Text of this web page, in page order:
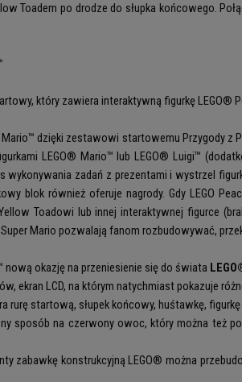
Toadem po drodze do słupka końcowego.
który zawiera interaktywną figurkę LEGO®
dzięki zestawowi startowemu Przygody z
LEGO® Mario™ lub LEGO® Luigi™
zadań z prezentami i wystrzel
blok również oferuje nagrody. Gdy LEGO
Toadowi lub innej interaktywnej figurce
Mario pozwalają fanom rozbudowywać,
nową okazję na przeniesienie się do świata
ekran LCD, na którym natychmiast pokazuje
startową, słupek końcowy, huśtawkę,
sposób na czerwony owoc, który można też
zabawkę konstrukcyjną LEGO® można